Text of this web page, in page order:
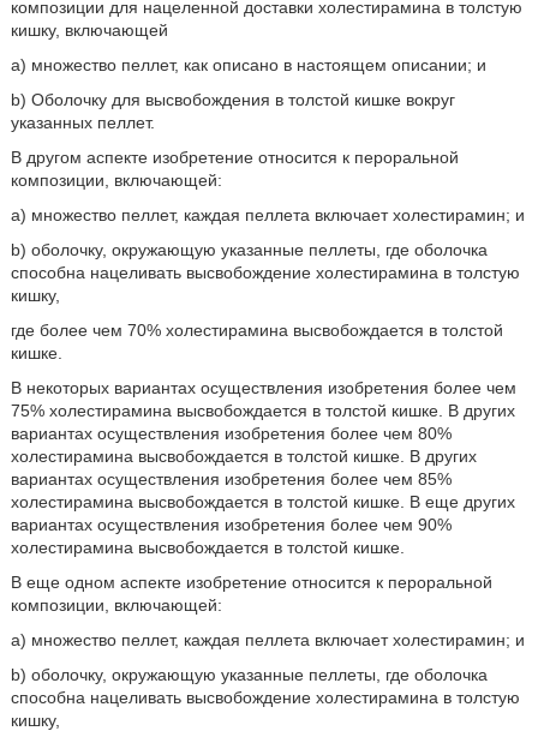
композиции для нацеленной доставки холестирамина в толстую
кишку, включающей
a) множество пеллет, как описано в настоящем описании; и
b) Оболочку для высвобождения в толстой кишке вокруг
указанных пеллет.
В другом аспекте изобретение относится к пероральной
композиции, включающей:
a) множество пеллет, каждая пеллета включает холестирамин; и
b) оболочку, окружающую указанные пеллеты, где оболочка
способна нацеливать высвобождение холестирамина в толстую
кишку,
где более чем 70% холестирамина высвобождается в толстой
кишке.
В некоторых вариантах осуществления изобретения более чем
75% холестирамина высвобождается в толстой кишке. В других
вариантах осуществления изобретения более чем 80%
холестирамина высвобождается в толстой кишке. В других
вариантах осуществления изобретения более чем 85%
холестирамина высвобождается в толстой кишке. В еще других
вариантах осуществления изобретения более чем 90%
холестирамина высвобождается в толстой кишке.
В еще одном аспекте изобретение относится к пероральной
композиции, включающей:
a) множество пеллет, каждая пеллета включает холестирамин; и
b) оболочку, окружающую указанные пеллеты, где оболочка
способна нацеливать высвобождение холестирамина в толстую
кишку,